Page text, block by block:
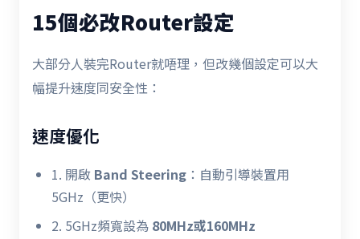
15個必改Router設定
大部分人裝完Router就唔理，但改幾個設定可以大
幅提升速度同安全性：
速度優化
1. 開啟 Band Steering ：自動引導裝置用
5GHz（更快）
2. 5GHz頻寬設為 80MHz或160MHz